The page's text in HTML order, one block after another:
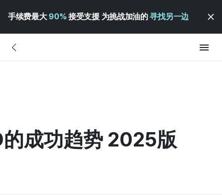
手续费最大 90% 接受支援 为挑战加油的寻找另一边
成功趋势 2025版